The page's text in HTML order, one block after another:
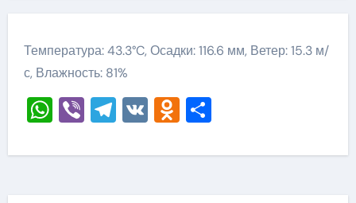
Температура: 43.3°C, Осадки: 116.6 мм, Ветер: 15.3 м/
с, Влажность: 81%
WhatsApp
ViberTelegram
VKOdnoklassniki
Отправить